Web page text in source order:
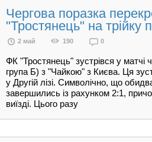
Чергова поразка
"Тростянець" на трійку
2 май 190 0
ФК "Тростянець" зустрівся у матчі
група Б) з "Чайкою" з Києва. Ця
у Другій лізі. Символічно, що
завершились із рахунком 2:1,
виїзді. Цього разу